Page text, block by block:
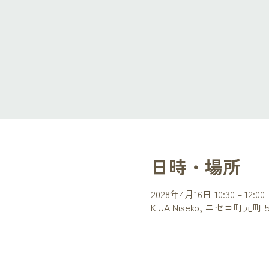
日時・場所
2028年4月16日 10:30 – 12:00
KIUA Niseko, ニセコ町元町